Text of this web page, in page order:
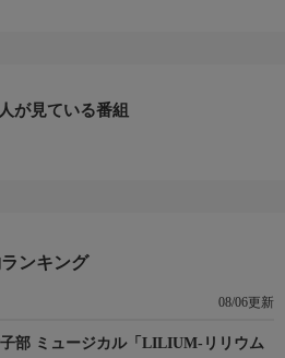
ぎホール『第五回 せせらぎ寄席』
が見ている番組
ンキング
08/06更新
部 ミュージカル「LILIUM-リリウム